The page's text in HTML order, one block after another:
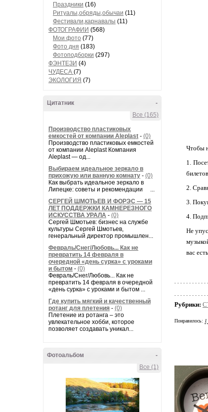
Праздники (16)
Ритуалы,обряды,обычаи (11)
Фестивали,карнавалы (11)
ФОТОГРАФИИ (568)
Мои фото (77)
Фото дня (183)
Фотоподборки (297)
ФЭНТЕЗИ (4)
ЧУДЕСА (7)
ЭКОЛОГИЯ (7)
-
Цитатник
Все (165)
Производство пластиковых
емкостей от компании Aleplast - (0)
Производство пластиковых емкостей
от компании Aleplast Компания
Aleplast — од...
Выбираем идеальное зеркало в
прихожую или ванную комнату - (0)
Как выбрать идеальное зеркало в
Липецке: советы и рекомендации ...
СЕРГЕЙ ШМОТЬЕВ И ФОРЭС — 15
ЛЕТ ПОДДЕРЖКИ КАМНЕРЕЗНОГО
ИСКУССТВА УРАЛА - (0)
Сергей Шмотьев: бизнес на службе
культуры Сергей Шмотьев,
генеральный директор промышлен...
Февраль/Снег/Любовь... Как не
превратить 14 февраля в
очередной «день сурка» с уроками
и бытом - (0)
Февраль/Снег/Любовь... Как не
превратить 14 февраля в очередной
«день сурка» с уроками и бытом ...
Где купить мягкий и качественный
ротанг для плетения - (0)
Плетение из ротанга – это
увлекательное хобби, которое
позволяет создавать уникал...
-
Фотоальбом
Все (1)
Чтобы
1.
2.
3.
4.
Не
вас
Рубрики:
Понравилось: